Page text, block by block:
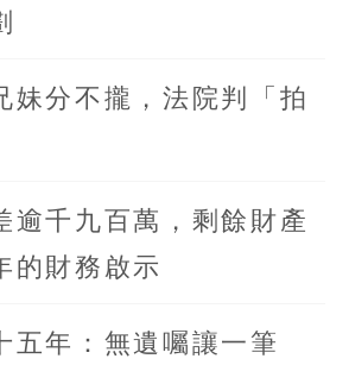
妹分不攏，法院判「拍
逾千九百萬，剩餘財產
的財務啟示
五年：無遺囑讓一筆